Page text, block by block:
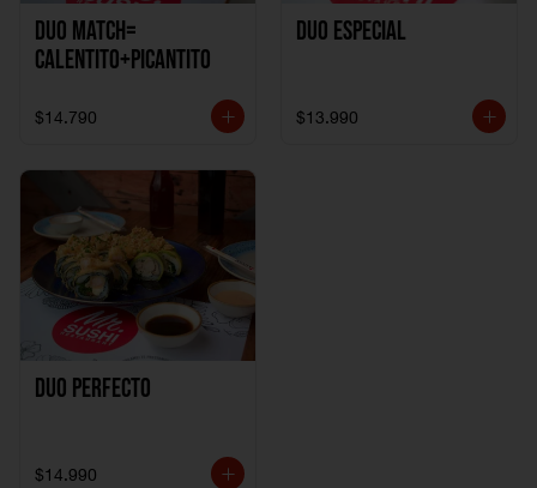
DUO MATCH=
CALENTITO+PICANTITO
$14.790
Duo especial
$13.990
Duo perfecto
$14.990